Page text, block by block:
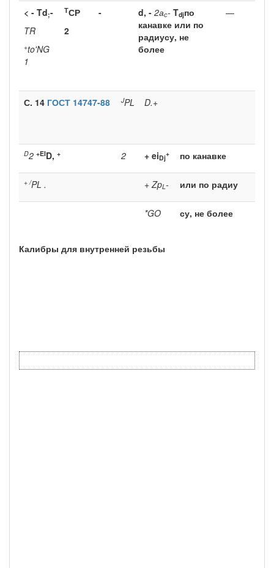
< - Td;-
TR
+to'NG
1
ТСР
2
- d, - 2ас- Tdjпо
канавке или по
радиу­су, не
более
—
С. 14 ГОСТ 14747-88 JPL D.+
D2 +EID, + 2 + eiDj
+ по канавке
+ /PL . + ZpL- или по радиу­
*GO су, не более
Калибры для внутренней резьбы